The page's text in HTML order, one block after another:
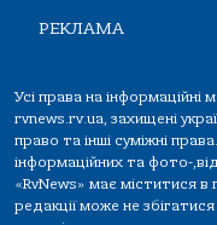
РЕКЛАМА
Усі права на інформаційні
rvnews.rv.ua, захищені
право та інші суміжні
інформаційних та фото-
«RvNews» має міститися в
редакції може не